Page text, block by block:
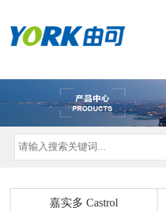
嘉实多 Castrol